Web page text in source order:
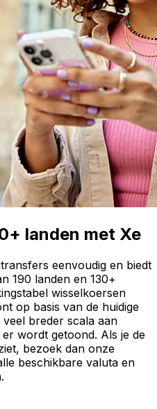
landen met Xe
eenvoudig en biedt
190 landen en 130+
wisselkoersen
op basis van de huidige
breder scala aan
wordt getoond. Als je de
bezoek dan onze
beschikbare valuta en